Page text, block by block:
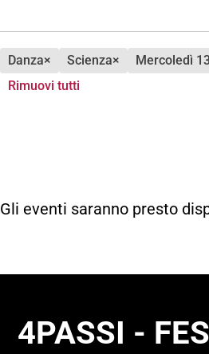
danza× scienza× mercoledì
Rimuovi tutti
Gli eventi saranno presto
4PASSI -